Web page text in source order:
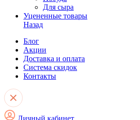
Для сыра
Уцененные товары
Назад
Блог
Акции
Доставка и оплата
Система скидок
Контакты
Личный кабинет